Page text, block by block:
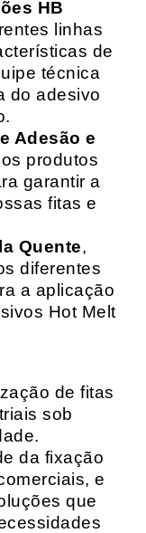
HB
linhas
de
técnica
do adesivo
Adesão e
produtos
garantir a
fitas e
Quente,
diferentes
a aplicação
Hot Melt
de fitas
sob
da fixação
e
que